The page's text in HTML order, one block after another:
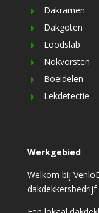
Dakramen
Dakgoten
Loodslab
Nokvorsten
Boeidelen
Lekdetectie
Werkgebied
Welkom bij